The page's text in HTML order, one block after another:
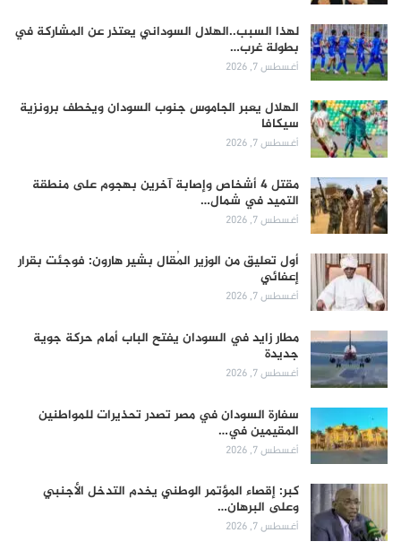
لهذا السبب..الهلال السوداني يعتذر عن المشاركة في
بطولة غرب…
أغسطس 7, 2026
الهلال يعبر الجاموس جنوب السودان ويخطف برونزية
سيكافا
أغسطس 7, 2026
مقتل 4 أشخاص وإصابة آخرين بهجوم على منطقة
التميد في شمال…
أغسطس 7, 2026
أول تعليق من الوزير المُقال بشير هارون: فوجئت بقرار
إعفائي
أغسطس 7, 2026
مطار زايد في السودان يفتح الباب أمام حركة جوية
جديدة
أغسطس 7, 2026
سفارة السودان في مصر تصدر تحذيرات للمواطنين
المقيمين في…
أغسطس 7, 2026
كبر: إقصاء المؤتمر الوطني يخدم التدخل الأجنبي
وعلى البرهان…
أغسطس 7, 2026